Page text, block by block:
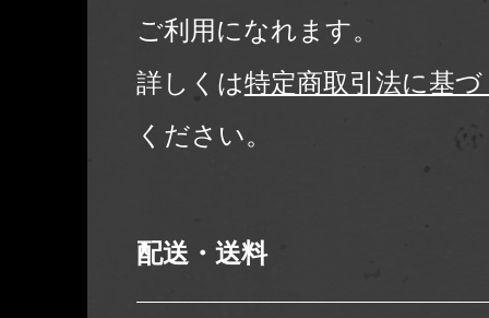
ご利用になれます。
詳しくは特定商取引法に基
ください。
配送・送料